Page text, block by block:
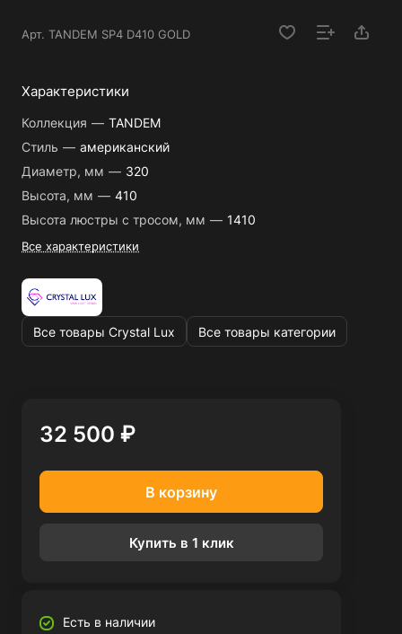
Арт. TANDEM SP4 D410 GOLD
Характеристики
Коллекция — TANDEM
Стиль — американский
Диаметр, мм — 320
Высота, мм — 410
Высота люстры с тросом, мм — 1410
Все характеристики
Все товары Crystal Lux Все товары категории
32 500 ₽
В корзину
Купить в 1 клик
Есть в наличии